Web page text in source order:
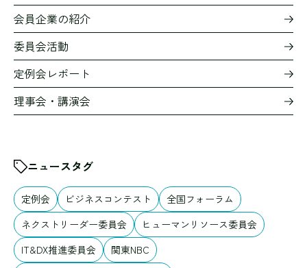
会員企業の紹介
委員会活動
定例会レポート
理事会・講演会
ニュースタグ
定例会 ビジネスコンテスト
全国フォーラム
ネクストリーダー委員会
ヒューマンリソース委員会
IT&DX推進委員会
関東NBC